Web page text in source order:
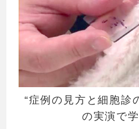
“症例の見方と細胞診
の実演で